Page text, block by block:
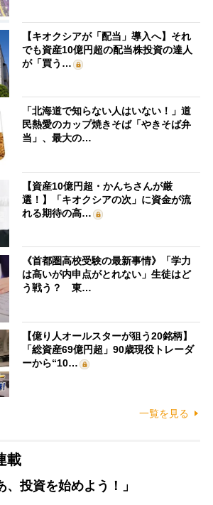
【キオクシアが「配当」導入へ】それ
でも資産10億円超の配当株投資の達人
が「買う…
「北海道で知らない人はいない！」道
民熱愛のカップ焼きそば「やきそば弁
当」、最大の…
【資産10億円超・かんちさんが厳
選！】「キオクシアの次」に資金が流
れる期待の高…
《首都圏高校受験の最新事情》「学力
は高いが内申点がとれない」生徒はど
う戦う？ 東…
【億り人オールスターが狙う20銘柄】
「総資産69億円超」90歳現役トレーダ
ーから“10…
一覧を見る
載
投資を始めよう！」